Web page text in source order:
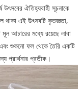
উৎসবের ঐতিহ্যবাহী সূচনাকে
থাকা এই উৎসবটি কৃতজ্ঞতা,
আচারের মধ্যে রয়েছে লাবা
শুকনো ফল থেকে তৈরি একটি
প্রার্থনার প্রতীক।